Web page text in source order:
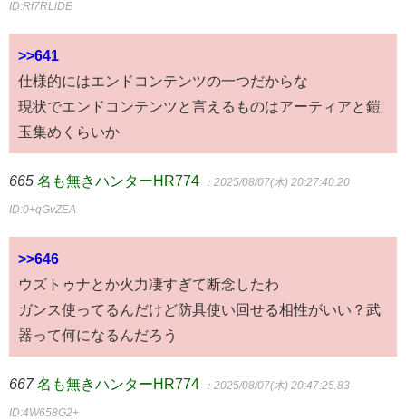
ID:Rf7RLlDE
>>641
仕様的にはエンドコンテンツの一つだからな
現状でエンドコンテンツと言えるものはアーティアと鎧
玉集めくらいか
665 名も無きハンターHR774 ：2025/08/07(木) 20:27:40.20
ID:0+qGvZEA
>>646
ウズトゥナとか火力凄すぎて断念したわ
ガンス使ってるんだけど防具使い回せる相性がいい？武
器って何になるんだろう
667 名も無きハンターHR774 ：2025/08/07(木) 20:47:25.83
ID:4W658G2+